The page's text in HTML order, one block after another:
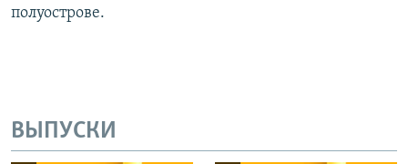
полуострове.
ВЫПУСКИ